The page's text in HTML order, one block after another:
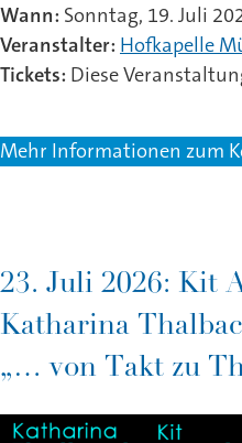
Wann: Sonntag, 19. Juli
Veranstalter: Hofkapelle
Tickets: Diese
Mehr Informationen zum
23. Juli 2026: Kit
Katharina
„… von Takt zu